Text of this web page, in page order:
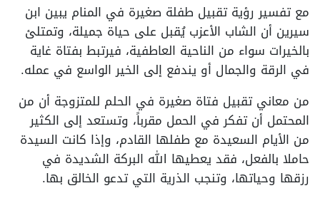
مع تفسير رؤية تقبيل طفلة صغيرة في المنام يبين ابن
سيرين أن الشاب الأعزب يُقبل على حياة جميلة، وتمتلئ
بالخيرات سواء من الناحية العاطفية، فيرتبط بفتاة غاية
في الرقة والجمال أو يندفع إلى الخير الواسع في عمله.
من معاني تقبيل فتاة صغيرة في الحلم للمتزوجة أن من
المحتمل أن تفكر في الحمل مقرباً، وتستعد إلى الكثير
من الأيام السعيدة مع طفلها القادم، وإذا كانت السيدة
حاملا بالفعل، فقد يعطيها الله البركة الشديدة في
رزقها وحياتها، وتنجب الذرية التي تدعو الخالق بها.